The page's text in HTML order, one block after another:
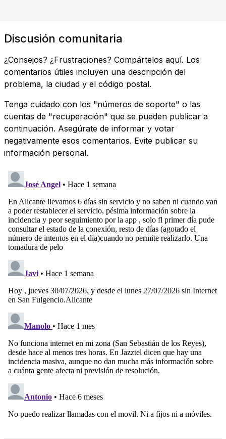
Discusión comunitaria
¿Consejos? ¿Frustraciones? Compártelos aquí. Los
comentarios útiles incluyen una descripción del
problema, la ciudad y el código postal.
Tenga cuidado con los "números de soporte" o las
cuentas de "recuperación" que se pueden publicar a
continuación. Asegúrate de informar y votar
negativamente esos comentarios. Evite publicar su
información personal.